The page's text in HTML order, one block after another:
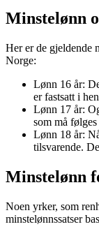
Minstelønn
Her er de gjeldende
Norge:
Lønn 16 år:
er fastsatt i
Lønn 17 år:
som må
Lønn 18 år:
tilsvarende.
Minstelønn
Noen yrker, som
minstelønnssatser